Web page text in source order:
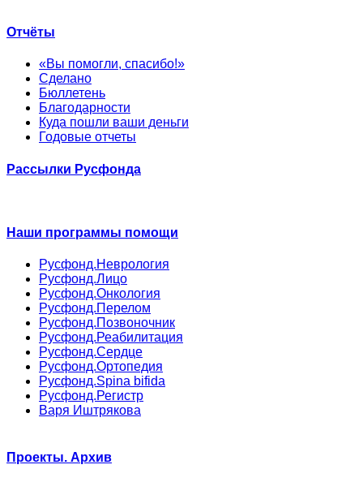
Отчёты
«Вы помогли, спасибо!»
Сделано
Бюллетень
Благодарности
Куда пошли ваши деньги
Годовые отчеты
Рассылки Русфонда
Наши программы помощи
Русфонд.Неврология
Русфонд.Лицо
Русфонд.Онкология
Русфонд.Перелом
Русфонд.Позвоночник
Русфонд.Реабилитация
Русфонд.Сердце
Русфонд.Ортопедия
Русфонд.Spina bifida
Русфонд.Регистр
Варя Иштрякова
Проекты. Архив